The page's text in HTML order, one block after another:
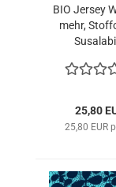
BIO Jersey
mehr,
25,80
25,80 EUR